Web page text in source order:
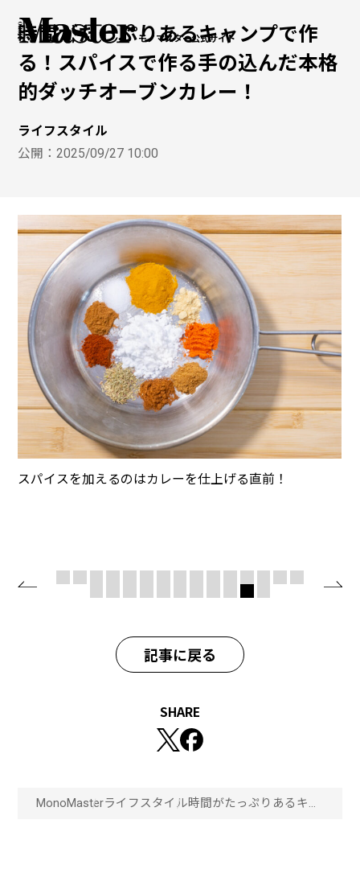
モノマスター公式サイト
時間がたっぷりあるキャンプで作
る！スパイスで作る手の込んだ本格
的ダッチオーブンカレー！
ライフスタイル
公開：2025/09/27 10:00
スパイスを加えるのはカレーを仕上げる直前！
記事に戻る
SHARE
MonoMasterライフスタイル時間がたっぷりあるキャ